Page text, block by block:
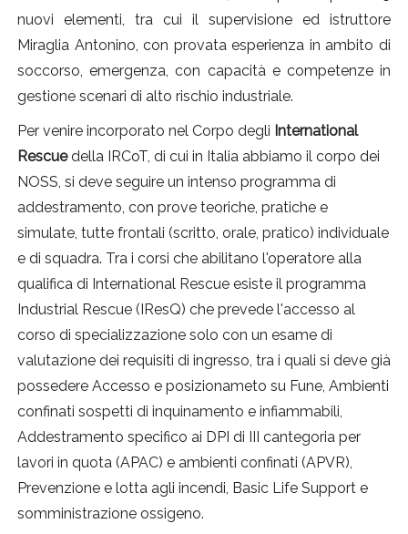
nuovi elementi, tra cui il supervisione ed istruttore
Miraglia Antonino, con provata esperienza in ambito di
soccorso, emergenza, con capacità e competenze in
gestione scenari di alto rischio industriale.
Per venire incorporato nel Corpo degli International
Rescuedella IRCoT, di cui in Italia abbiamo il corpo dei
NOSS, si deve seguire un intenso programma di
addestramento, con prove teoriche, pratiche e
simulate, tutte frontali (scritto, orale, pratico) individuale
e di squadra. Tra i corsi che abilitano l'operatore alla
qualifica di International Rescue esiste il programma
Industrial Rescue (IResQ) che prevede l'accesso al
corso di specializzazione solo con un esame di
valutazione dei requisiti di ingresso, tra i quali si deve già
possedere Accesso e posizionameto su Fune, Ambienti
confinati sospetti di inquinamento e infiammabili,
Addestramento specifico ai DPI di III cantegoria per
lavori in quota (APAC) e ambienti confinati (APVR),
Prevenzione e lotta agli incendi, Basic Life Support e
somministrazione ossigeno.